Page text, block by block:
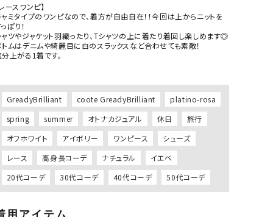
ースワンピ】
ミタイプのワンピなので、着方が自由自在！！今回は上からニットを
ぽり！
ツやジャケット羽織ったり、Tシャツの上に着たり着回し楽しめます◎
ムはデニムや綺麗目に白のスラックスなど合わせても素敵！
上がる1着です。
GreadyBrilliant coote GreadyBrilliant
platino-rosa
spring
summer オトナカジュアル 休日
旅行
オフホワイト
アイボリー ワンピース
シューズ
レース
高身長コーデ ナチュラル
イエベ
20代コーデ
30代コーデ 40代コーデ 50代コーデ